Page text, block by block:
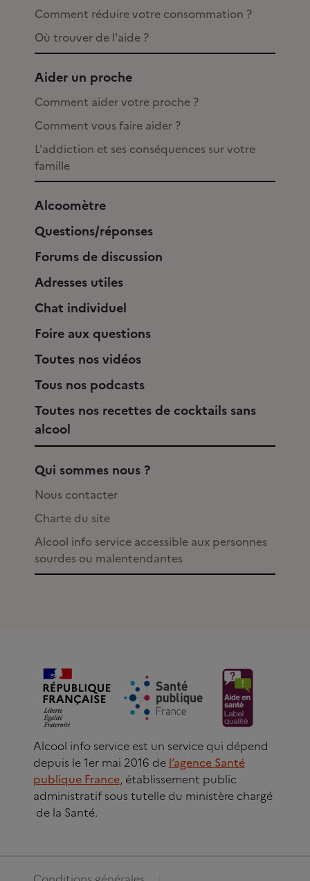
Comment réduire votre consommation ?
Où trouver de l'aide ?
Aider un proche
Comment aider votre proche ?
Comment vous faire aider ?
L'addiction et ses conséquences sur votre
famille
Alcoomètre
Questions/réponses
Forums de discussion
Adresses utiles
Chat individuel
Foire aux questions
Toutes nos vidéos
Tous nos podcasts
Toutes nos recettes de cocktails sans
alcool
Qui sommes nous ?
Nous contacter
Charte du site
Alcool info service accessible aux personnes
sourdes ou malentendantes
Alcool info service est un service qui dépend
depuis le 1er mai 2016 de l’agence Santé
publique France, établissement public
administratif sous tutelle du ministère chargé
de la Santé.